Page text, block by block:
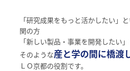
「研究成果をもっと活かしたい」
関の方
「新しい製品・事業を開発したい」
そのような産と学の間に橋渡
ＬＯ京都の役割です。